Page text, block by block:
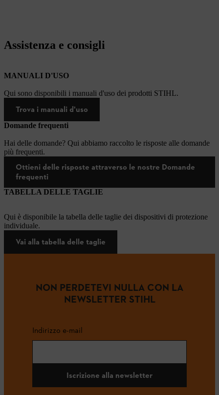
Assistenza e consigli
MANUALI D'USO
Qui sono disponibili i manuali d'uso dei prodotti STIHL.
Trova i manuali d'uso
Domande frequenti
Hai delle domande? Qui abbiamo raccolto le risposte alle domande
più frequenti.
Ottieni delle risposte attraverso le nostre Domande
frequenti
TABELLA DELLE TAGLIE
Qui è disponibile la tabella delle taglie dei dispositivi di protezione
individuale.
Vai alla tabella delle taglie
NON PERDETEVI NULLA CON LA
NEWSLETTER STIHL
Indirizzo e-mail
Iscrizione alla newsletter